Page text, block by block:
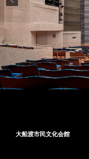
大船渡市民文化会館